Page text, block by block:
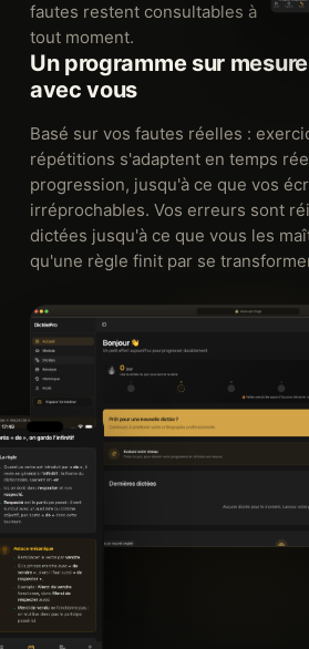
fautes restent consultables à
tout moment.
Un programme sur
avec vous
Basé sur vos fautes réelles :
répétitions s'adaptent en temps
progression, jusqu'à ce que vos
irréprochables. Vos erreurs sont
dictées jusqu'à ce que vous les
qu'une règle finit par se